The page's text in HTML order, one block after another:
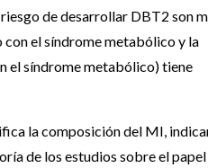
de desarrollar DBT2 son
con el síndrome metabólico y la
el síndrome metabólico) tiene
la composición del MI,
de los estudios sobre el